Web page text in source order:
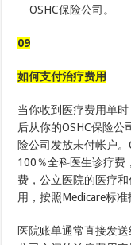
OSHC保险公司。
09
如何支付治疗费用
当你收到医疗费用单
后从你的OSHC保险公
险公司发放未付帐户
100％全科医生诊疗费
费，公立医院的医疗
用，按照Medicare标准
医院账单通常直接发